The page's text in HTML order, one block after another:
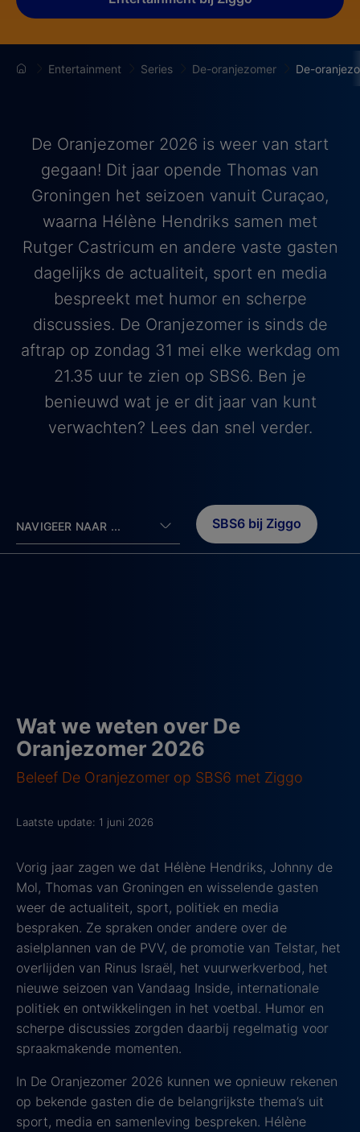
Entertainment Series De-oranjezomer De-
De Oranjezomer 2026 is weer van start
gegaan! Dit jaar opende Thomas van
Groningen het seizoen vanuit Curaçao,
waarna Hélène Hendriks samen met
Rutger Castricum en andere vaste gasten
dagelijks de actualiteit, sport en media
bespreekt met humor en scherpe
discussies. De Oranjezomer is sinds de
aftrap op zondag 31 mei elke werkdag om
21.35 uur te zien op SBS6. Ben je
benieuwd wat je er dit jaar van kunt
verwachten? Lees dan snel verder.
NAVIGEER NAAR ... SBS6 bij Ziggo
Wat we weten over De
Oranjezomer 2026
Beleef De Oranjezomer op SBS6 met Ziggo
Laatste update: 1 juni 2026
Vorig jaar zagen we dat Hélène Hendriks, Johnny de
Mol, Thomas van Groningen en wisselende gasten
weer de actualiteit, sport, politiek en media
bespraken. Ze spraken onder andere over de
asielplannen van de PVV, de promotie van Telstar, het
overlijden van Rinus Israël, het vuurwerkverbod, het
nieuwe seizoen van Vandaag Inside, internationale
politiek en ontwikkelingen in het voetbal. Humor en
scherpe discussies zorgden daarbij regelmatig voor
spraakmakende momenten.
In De Oranjezomer 2026 kunnen we opnieuw rekenen
op bekende gasten die de belangrijkste thema’s uit
sport, media en samenleving bespreken. Hélène